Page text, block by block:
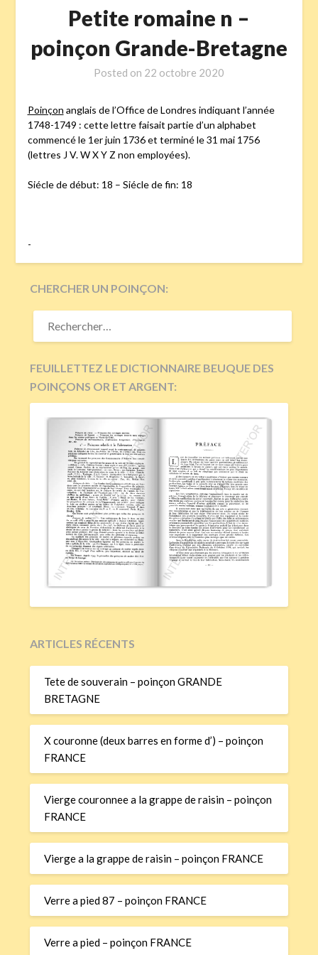
Petite romaine n –
poinçon Grande-Bretagne
Posted on 22 octobre 2020
Poinçon anglais de l’Office de Londres indiquant l’année
1748-1749 : cette lettre faisait partie d’un alphabet
commencé le 1er juin 1736 et terminé le 31 mai 1756
(lettres J V. W X Y Z non employées).
Siécle de début: 18 – Siécle de fin: 18
-
CHERCHER UN POINÇON:
RECHERCHER :
FEUILLETTEZ LE DICTIONNAIRE BEUQUE DES
POINÇONS OR ET ARGENT:
ARTICLES RÉCENTS
Tete de souverain – poinçon GRANDE
BRETAGNE
X couronne (deux barres en forme d’) – poinçon
FRANCE
Vierge couronnee a la grappe de raisin – poinçon
FRANCE
Vierge a la grappe de raisin – poinçon FRANCE
Verre a pied 87 – poinçon FRANCE
Verre a pied – poinçon FRANCE